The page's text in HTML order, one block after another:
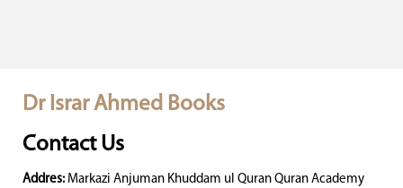
Dr Israr Ahmed Books
Contact Us
Addres: Markazi Anjuman Khuddam ul Quran Quran Academy